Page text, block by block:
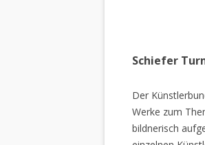
Schiefer
Der
Werke zum
bildnerisch